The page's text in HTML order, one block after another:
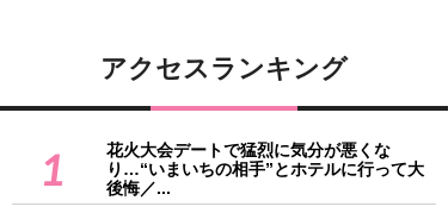
アクセスランキング
1
花火大会デートで猛烈に気分が悪くな
り…“いまいちの相手”とホテルに行って大
後悔／...